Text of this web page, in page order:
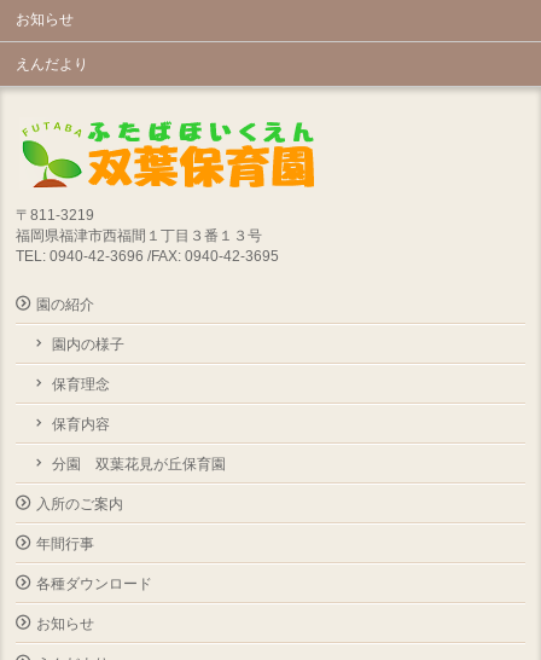
お知らせ
えんだより
〒811-3219
福岡県福津市西福間１丁目３番１３号
TEL: 0940-42-3696 /FAX: 0940-42-3695
園の紹介
園内の様子
保育理念
保育内容
分園 双葉花見が丘保育園
入所のご案内
年間行事
各種ダウンロード
お知らせ